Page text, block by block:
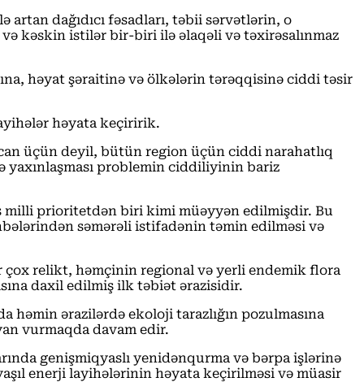
dağıdıcı fəsadları, təbii sərvətlərin, o
kəskin istilər bir-biri ilə əlaqəli və təxirəsalınmaz
həyat şəraitinə və ölkələrin tərəqqisinə ciddi təsir
həyata keçiririk.
üçün deyil, bütün region üçün ciddi narahatlıq
problemin ciddiliyinin bariz
milli prioritetdən biri kimi müəyyən edilmişdir. Bu
səmərəli istifadənin təmin edilməsi və
relikt, həmçinin regional və yerli endemik flora
daxil edilmiş ilk təbiət ərazisidir.
həmin ərazilərdə ekoloji tarazlığın pozulmasına
vurmaqda davam edir.
genişmiqyaslı yenidənqurma və bərpa işlərinə
enerji layihələrinin həyata keçirilməsi və müasir